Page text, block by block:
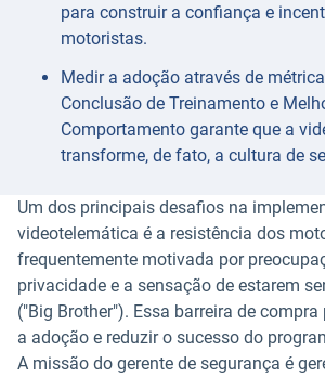
para construir a confiança e
motoristas.
Medir a adoção através de
Conclusão de Treinamento e
Comportamento garante que a
transforme, de fato, a cultura de
Um dos principais desafios na
videotelemática é a resistência dos
frequentemente motivada por
privacidade e a sensação de estarem
("Big Brother"). Essa barreira de
a adoção e reduzir o sucesso do
A missão do gerente de segurança é